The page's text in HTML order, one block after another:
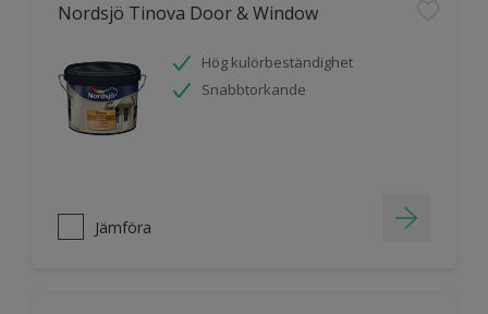
Nordsjö Tinova Door & Window
Hög kulörbeständighet
Snabbtorkande
Jämföra